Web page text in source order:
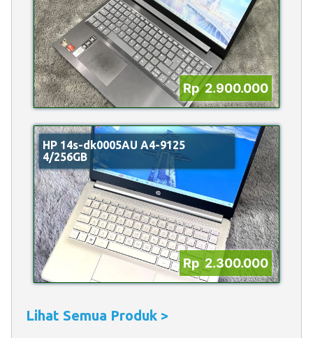
Rp 2.900.000
HP 14s-dk0005AU A4-9125
4/256GB
Rp 2.300.000
Lihat Semua Produk >